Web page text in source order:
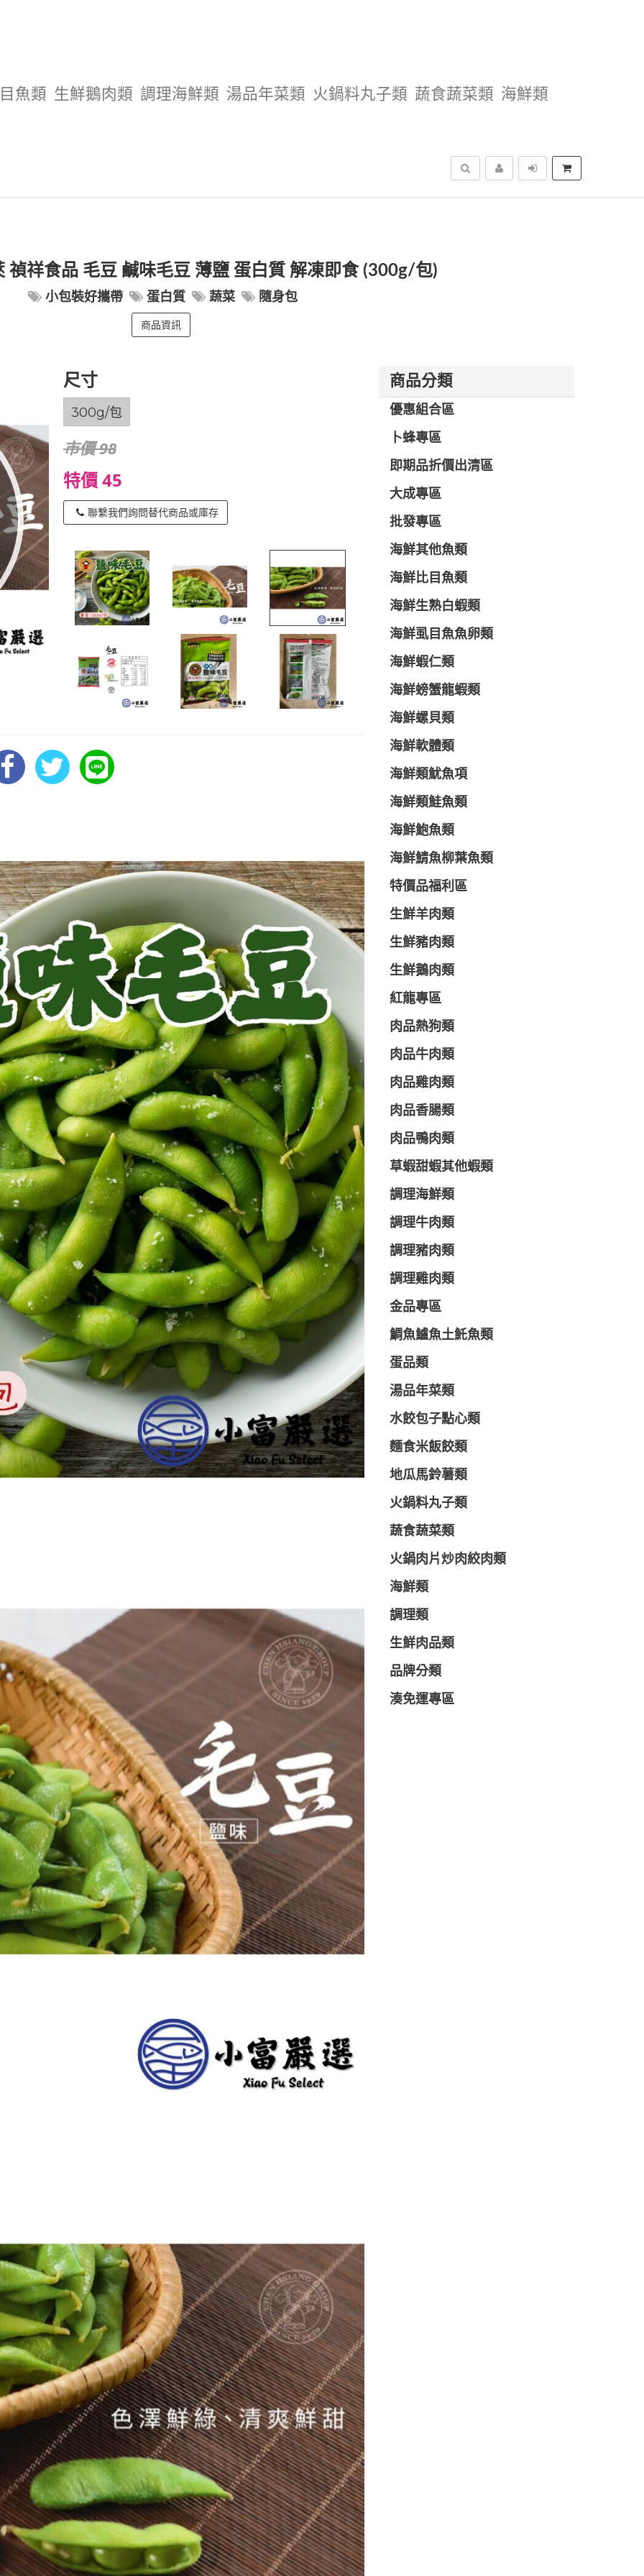
魚類 生鮮鵝肉類 調理海鮮類 湯品年菜類 火鍋料丸子類 蔬食蔬菜類 海鮮類
搜尋
禎祥食品 毛豆 鹹味毛豆 薄鹽 蛋白質 解凍即食 (300g/包)
小包裝好攜帶 蛋白質 蔬菜 隨身包
商品資訊
尺寸
300g/包
市價 98
特價 45
聯繫我們詢問替代商品或庫存
商品分類
優惠組合區
卜蜂專區
即期品折價出清區
大成專區
批發專區
海鮮其他魚類
海鮮比目魚類
海鮮生熟白蝦類
海鮮虱目魚魚卵類
海鮮蝦仁類
海鮮螃蟹龍蝦類
海鮮螺貝類
海鮮軟體類
海鮮類魷魚項
海鮮類鮭魚類
海鮮鮑魚類
海鮮鯖魚柳葉魚類
特價品福利區
生鮮羊肉類
生鮮豬肉類
生鮮鵝肉類
紅龍專區
肉品熱狗類
肉品牛肉類
肉品雞肉類
肉品香腸類
肉品鴨肉類
草蝦甜蝦其他蝦類
調理海鮮類
調理牛肉類
調理豬肉類
調理雞肉類
金品專區
鯛魚鱸魚土魠魚類
蛋品類
湯品年菜類
水餃包子點心類
麵食米飯餃類
地瓜馬鈴薯類
火鍋料丸子類
蔬食蔬菜類
火鍋肉片炒肉絞肉類
海鮮類
調理類
生鮮肉品類
品牌分類
湊免運專區